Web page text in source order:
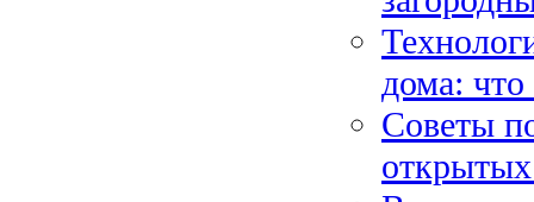
дома:
Советы